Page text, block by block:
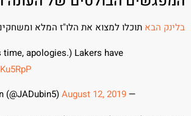
בלינק הבא תוכלו למצוא את הלו"ז המלא
apologies.) Lakers have
— Yaya Dubin (@JADubin5)
August 12, 2019